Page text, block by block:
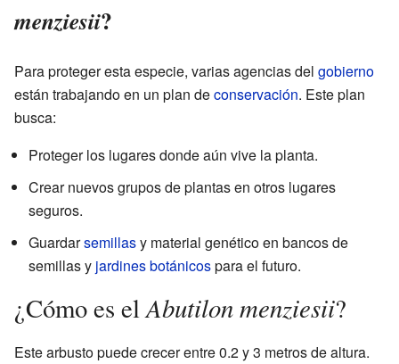
menziesii?
Para proteger esta especie, varias agencias del gobierno
están trabajando en un plan deconservación. Este plan
busca:
Proteger los lugares donde aún vive la planta.
Crear nuevos grupos de plantas en otros lugares
seguros.
Guardarsemillasy material genético en bancos de
semillas y jardines botánicospara el futuro.
¿Cómo es elAbutilon menziesii?
Este arbusto puede crecer entre 0.2 y 3 metros de altura.